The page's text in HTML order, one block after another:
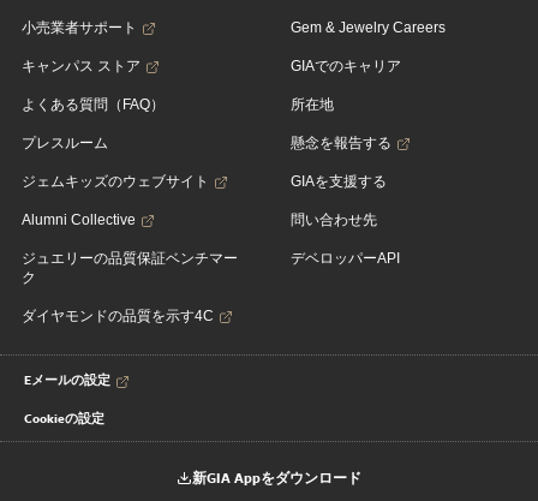
小売業者サポート
キャンパス ストア
よくある質問（FAQ）
プレスルーム
ジェムキッズのウェブサイト
Alumni Collective
ジュエリーの品質保証ベンチマー
ク
ダイヤモンドの品質を示す4C
Gem & Jewelry Careers
GIAでのキャリア
所在地
懸念を報告する
GIAを支援する
問い合わせ先
デベロッパーAPI
Eメールの設定
Cookieの設定
新GIA Appをダウンロード